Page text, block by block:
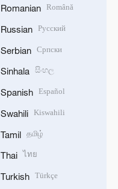
Romanian Română
Russian Русский
Serbian Српски
Sinhala සිංහල
Spanish Español
Swahili Kiswahili
Tamil தமிழ்
Thai ไทย
Turkish Türkçe